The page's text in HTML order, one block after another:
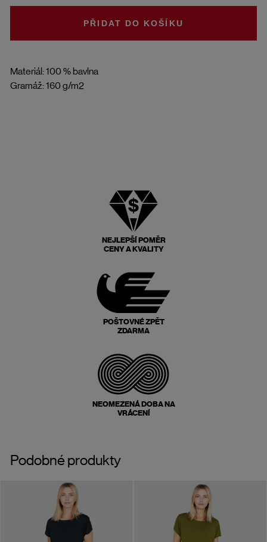
Materiál: 100 % bavlna
Gramáž: 160 g/m2
DO KOŠÍKU
NEJLEPŠÍ POMĚR
CENY A KVALITY
POŠTOVNÉ ZPĚT
ZDARMA
NEOMEZENÁ DOBA NA
VRÁCENÍ
Podobné produkty